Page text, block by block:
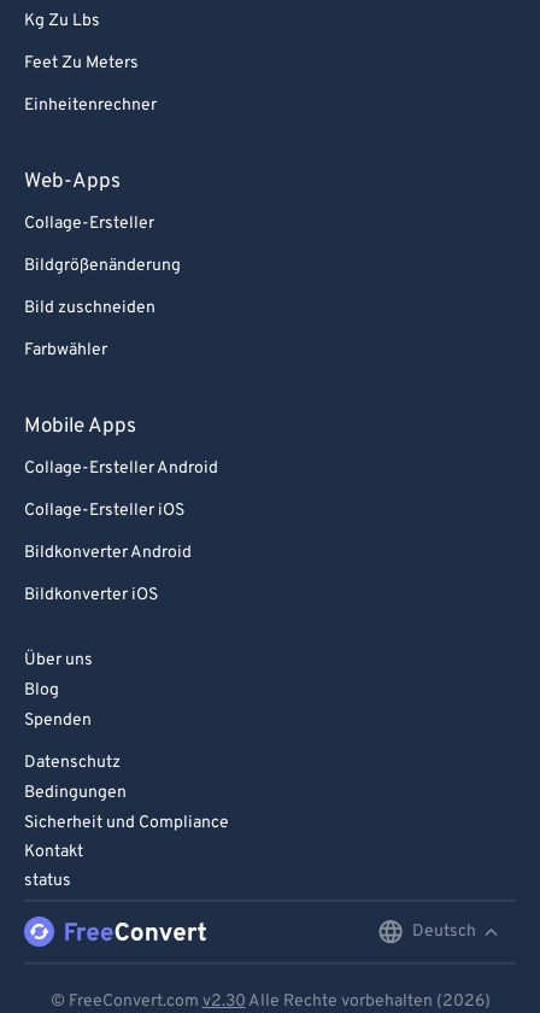
Kg Zu Lbs
Feet Zu Meters
Einheitenrechner
Web-Apps
Collage-Ersteller
Bildgrößenänderung
Bild zuschneiden
Farbwähler
Mobile Apps
Collage-Ersteller Android
Collage-Ersteller iOS
Bildkonverter Android
Bildkonverter iOS
Über uns
Blog
Spenden
Datenschutz
Bedingungen
Sicherheit und Compliance
Kontakt
status
Deutsch
© FreeConvert.com v2.30 Alle Rechte vorbehalten (2026)